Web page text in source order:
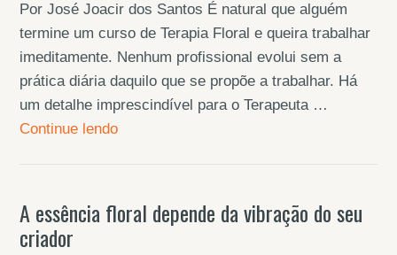
Por José Joacir dos Santos É natural que alguém
termine um curso de Terapia Floral e queira trabalhar
imeditamente. Nenhum profissional evolui sem a
prática diária daquilo que se propõe a trabalhar. Há
um detalhe imprescindível para o Terapeuta …
Continue lendo
A essência floral depende da vibração do seu
criador